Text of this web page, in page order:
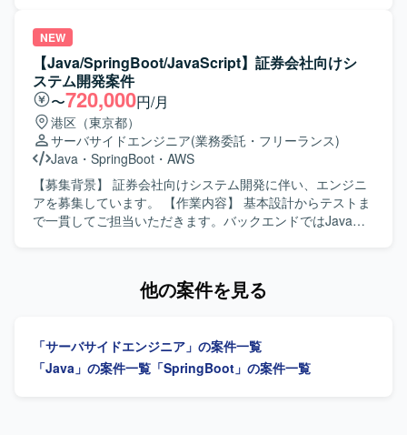
Slack、オンラインミーティングにはオンライン会議ツール
を活用いたします。
合テストなど一連の開発業務を担当していただきます。
【求める人物像】 チーム内で円滑にコミュニケーションを
取りながら主体的に開発を進めていただける方を求めてい
ます。基本設計以降の工程に責任感を持って取り組んでい
ただける方が望ましいです。 【ポジションの魅力】 上流か
らテストまで一貫して携わることができるため、要件理解
から品質担保まで幅広い工程の経験を積むことができま
す。長期的な参画の可能性もあり、安定した環境でスキル
を伸ばしていただけます。 【開発環境】 JavaおよびReact
を用いたシステム開発環境での作業となります。
NEW
【Java/SpringBoot/JavaScript】証券会社向けシ
ステム開発案件
〜720,000円/月
港区（東京都）
サーバサイドエンジニア(業務委託・フリーランス)
Java ・ SpringBoot ・ AWS
【募集背景】 証券会社向けシステム開発に伴い、エンジニ
アを募集しています。 【作業内容】 基本設計からテストま
で一貫してご担当いただきます。バックエンドではJavaお
TypeScript（React）を使用します。ソースコード管理には
GitLab、コミュニケーションにはTeamsを使用します。
他の案件を見る
「サーバサイドエンジニア」の案件一覧
「Java」の案件一覧 「SpringBoot」の案件一覧